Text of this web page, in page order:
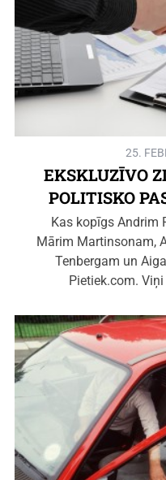
25.
EKSKLUZĪVO
POLITISKO
Kas kopīgs Andrim
Mārim Martinsonam,
Tenbergam un
Pietiek.com.